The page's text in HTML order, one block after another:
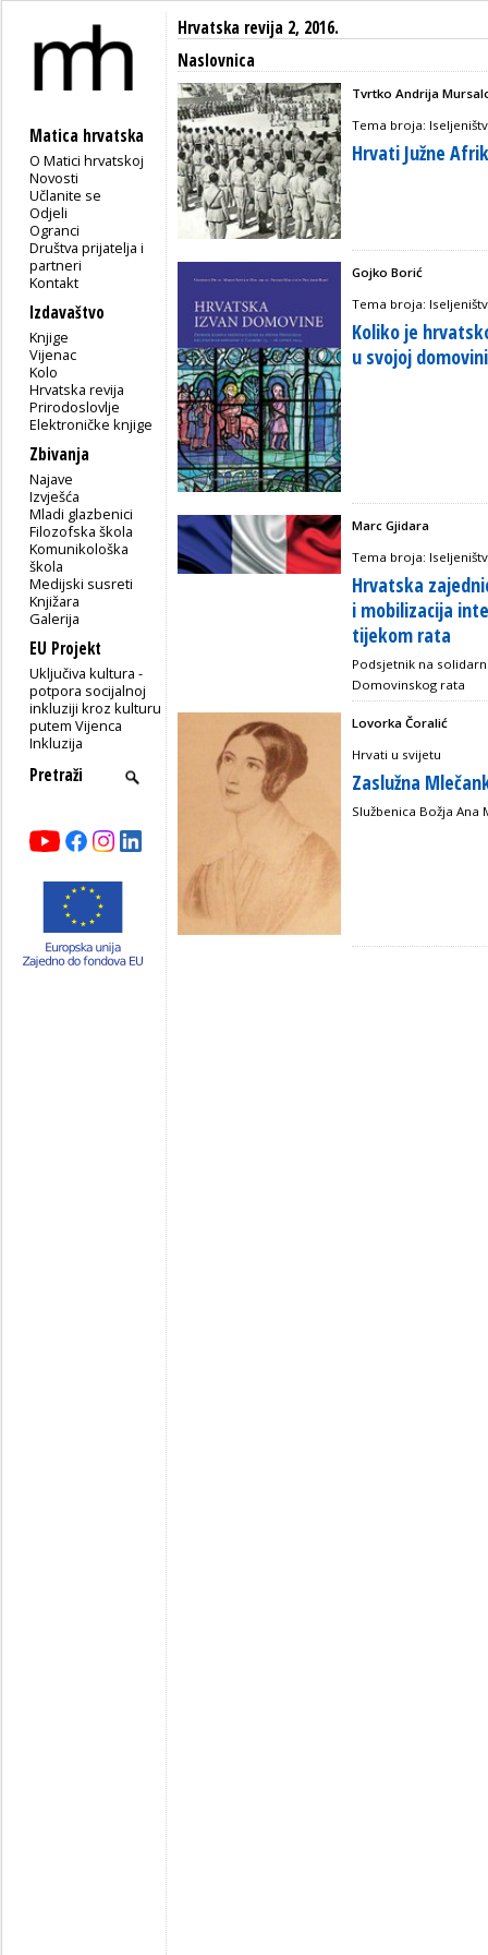
Matica hrvatska
O Matici hrvatskoj
Novosti
Učlanite se
Odjeli
Ogranci
Društva prijatelja i
partneri
Kontakt
Izdavaštvo
Knjige
Vijenac
Kolo
Hrvatska revija
Prirodoslovlje
Elektroničke knjige
Zbivanja
Najave
Izvješća
Mladi glazbenici
Filozofska škola
Komunikološka
škola
Medijski susreti
Knjižara
Galerija
EU Projekt
Uključiva kultura -
potpora socijalnoj
inkluziji kroz kulturu
putem Vijenca
Inkluzija
Hrvatska revija 2, 2016.
Naslovnica
Tvrtko Andrija
Tema broja:
Hrvati Južne
Gojko Borić
Tema broja:
Koliko je
u svojoj domovini
Marc Gjidara
Tema broja:
Hrvatska
i mobilizacija
tijekom rata
Podsjetnik na
Domovinskog rata
Lovorka Čoralić
Hrvati u svijetu
Zaslužna
Službenica Božja Ana